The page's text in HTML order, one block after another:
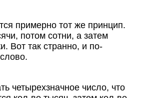
примерно тот же принцип.
потом сотни, а затем
Вот так странно, и по-
четырехзначное число, что